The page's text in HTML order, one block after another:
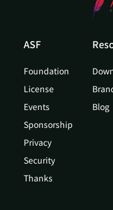
ASF
Foundation
License
Events
Sponsorship
Privacy
Security
Thanks
Blog